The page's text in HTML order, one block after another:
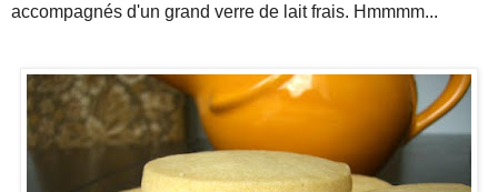
accompagnés d'un grand verre de lait frais. Hmmmm...